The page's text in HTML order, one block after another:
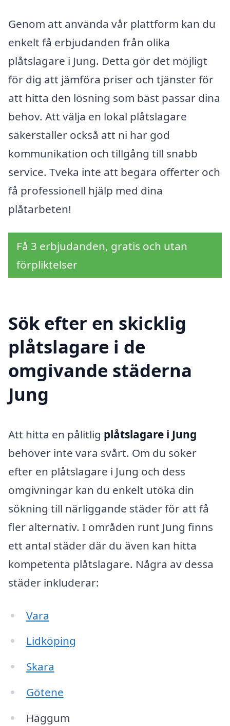
Genom att använda vår plattform kan du
enkelt få erbjudanden från olika
plåtslagare i Jung. Detta gör det möjligt
för dig att jämföra priser och tjänster för
att hitta den lösning som bäst passar dina
behov. Att välja en lokal plåtslagare
säkerställer också att ni har god
kommunikation och tillgång till snabb
service. Tveka inte att begära offerter och
få professionell hjälp med dina
plåtarbeten!
Få 3 erbjudanden, gratis och utan
förpliktelser
Sök efter en skicklig
plåtslagare i de
omgivande städerna
Jung
Att hitta en pålitlig plåtslagare i Jung
behöver inte vara svårt. Om du söker
efter en plåtslagare i Jung och dess
omgivningar kan du enkelt utöka din
sökning till närliggande städer för att få
fler alternativ. I områden runt Jung finns
ett antal städer där du även kan hitta
kompetenta plåtslagare. Några av dessa
städer inkluderar:
Vara
Lidköping
Skara
Götene
Häggum